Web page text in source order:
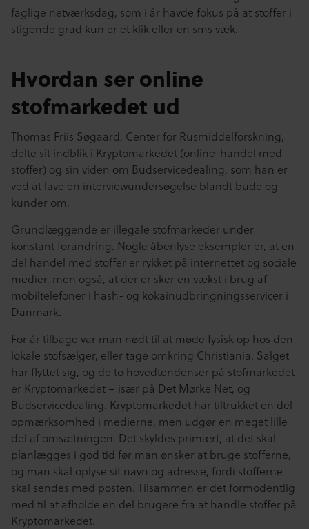
faglige netværksdag, som i år havde fokus på at stoffer i
stigende grad kun er et klik eller en sms væk.
Hvordan ser online
stofmarkedet ud
Thomas Friis Søgaard, Center for Rusmiddelforskning,
delte sit indblik i Kryptomarkedet (online-handel med
stoffer) og sin viden om Budservicedealing, som han er
ved at lave en interviewundersøgelse blandt bude og
kunder om.
Grundlæggende er illegale stofmarkeder under
konstant forandring. Nogle åbenlyse eksempler er, at en
del handel med stoffer er rykket på internettet og sociale
medier, men også, at der er sker en vækst i brug af
mobiltelefoner i hash- og kokainudbringningsservicer i
Danmark.
For år tilbage var man nødt til at møde fysisk op hos den
lokale stofsælger, eller tage omkring Christiania. Salget
har flyttet sig, og de to hovedtendenser på stofmarkedet
er Kryptomarkedet – især på Det Mørke Net, og
Budservicedealing. Kryptomarkedet har tiltrukket en del
opmærksomhed i medierne, men udgør en meget lille
del af omsætningen. Det skyldes primært, at det skal
planlægges i god tid før man ønsker at bruge stofferne,
og man skal oplyse sit navn og adresse, fordi stofferne
skal sendes med posten. Tilsammen er det formodentlig
med til at afholde en del brugere fra at handle stoffer på
Kryptomarkedet.